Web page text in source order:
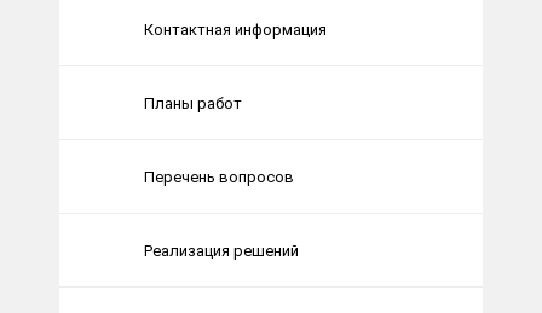
Контактная информация
Планы работ
Перечень вопросов
Реализация решений